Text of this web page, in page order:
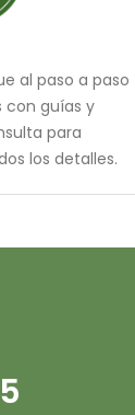
al paso a paso
con guías y
para
los detalles.